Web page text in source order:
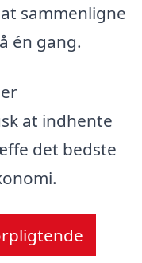
sammenligne
én gang.
at indhente
det bedste